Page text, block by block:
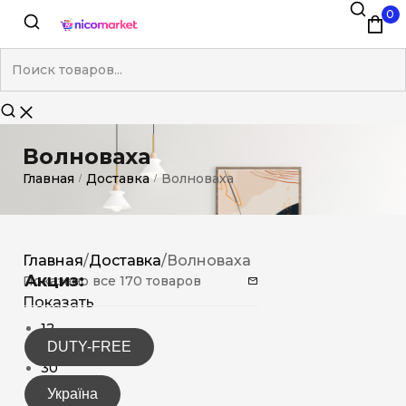
0
Волноваха
Главная / Доставка / Волноваха
Акциз:
DUTY-FREE
Україна
Главная/Доставка/Волноваха
Показано все 170 товаров
Показать
12
15
30